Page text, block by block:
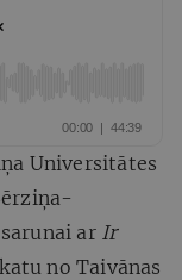
Universitātes
ar Ir
no Taivānas